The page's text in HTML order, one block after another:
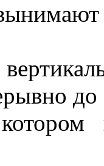
до
котором